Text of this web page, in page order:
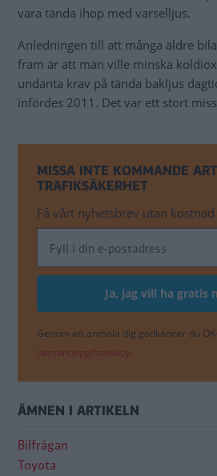
vara tända ihop med varselljus.
Anledningen till att många äldre
fram är att man ville minska
undanta krav på tända bakljus
infördes 2011. Det var ett stort
MISSA INTE KOMMANDE
TRAFIKSÄKERHET
Få vårt nyhetsbrev utan kostnad
Genom att anmäla dig godkänner du
personuppgiftspolicy.
ÄMNEN I ARTIKELN
Bilfrågan
Toyota